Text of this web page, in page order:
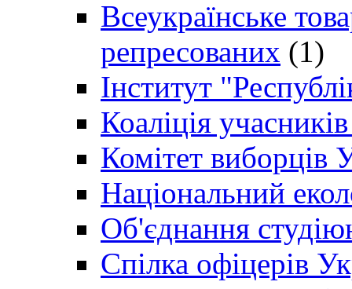
Всеукраїнське
репресованих (1)
Інститут
Коаліція
Комітет виборців
Національний
Об'єднання
Спілка офіцерів